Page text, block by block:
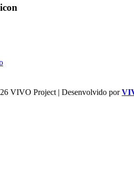
VIVO Project | Desenvolvido por